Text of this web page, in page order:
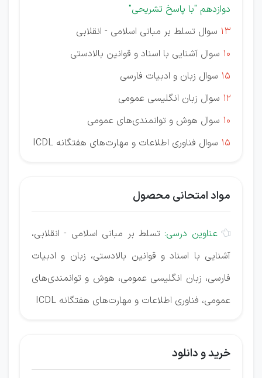
دوازدهم "با پاسخ تشریحی"
13 سوال تسلط بر مبانی اسلامی - انقلابی
10 سوال آشنایی با اسناد و قوانین بالادستی
15 سوال زبان و ادبیات فارسی
12 سوال زبان انگلیسی عمومی
10 سوال هوش و توانمندی‌های عمومی
15 سوال فناوری اطلاعات و مهارت‌های هفتگانه ICDL
مواد امتحانی محصول
 عناوین درسی: تسلط بر مبانی اسلامی - انقلابی،
آشنایی با اسناد و قوانین بالادستی، زبان و ادبیات
فارسی، زبان انگلیسی عمومی، هوش و توانمندی‌های
عمومی، فناوری اطلاعات و مهارت‌های هفتگانه ICDL
خرید و دانلود